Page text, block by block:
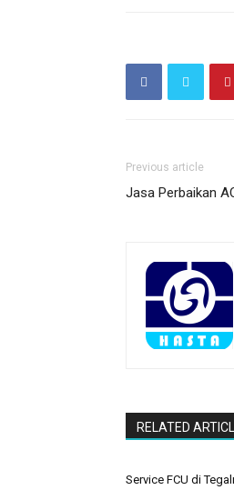
Previous article
Jasa Perbaikan
RELATED
Service FCU di